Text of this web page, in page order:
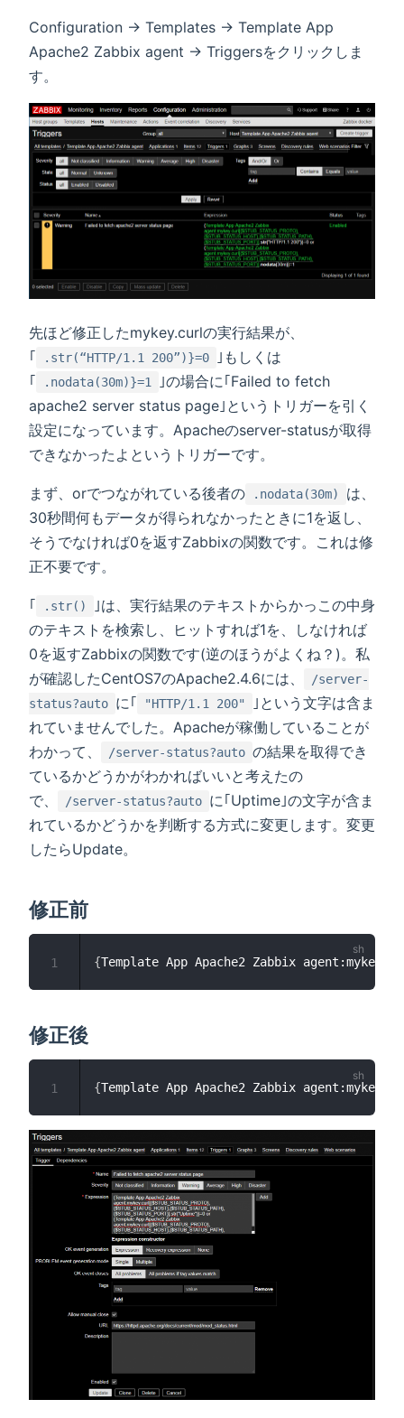
Configuration → Templates → Template App
Apache2 Zabbix agent → Triggersをクリックしま
す。
先ほど修正したmykey.curlの実行結果が、
｢
.str(“HTTP/1.1 200”)}=0
｣もしくは
｢
.nodata(30m)}=1
｣の場合に｢Failed to fetch
apache2 server status page｣というトリガーを引く
設定になっています。Apacheのserver-statusが取得
できなかったよというトリガーです。
まず、orでつながれている後者の .nodata(30m)
は、
30秒間何もデータが得られなかったときに1を返し、
そうでなければ0を返すZabbixの関数です。これは修
正不要です。
｢ .str()
｣は、実行結果のテキストからかっこの中身
のテキストを検索し、ヒットすれば1を、しなければ
0を返すZabbixの関数です(逆のほうがよくね？)。私
が確認したCentOS7のApache2.4.6には、
/server-
status?auto に｢ "HTTP/1.1 200"
｣という文字は含ま
れていませんでした。Apacheが稼働していることが
わかって、
/server-status?auto の結果を取得でき
ているかどうかがわかればいいと考えたの
で、
/server-status?auto に｢Uptime｣の文字が含ま
れているかどうかを判断する方式に変更します。変更
したらUpdate。
修正前
{Template App Apache2 Zabbix
1
修正後
{Template App Apache2 Zabbix
1